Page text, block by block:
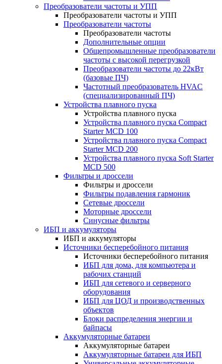
Преобразователи частоты и УПП
Преобразователи частоты и УПП
Преобразователи частоты
Преобразователи частоты
Дополнительные опции
Общепромышленные преобразователи
частоты с высокой перегрузкой
Преобразователи частоты до 22кВт
(базовые ПЧ)
Частотный преобразователь HVAC
(специализированный ПЧ)
Устройства плавного пуска
Устройства плавного пуска
Устройства плавного пуска Compact
Starter MCD 100
Устройства плавного пуска Compact
Starter MCD 200
Устройства плавного пуска Soft Starter
MCD 500
Фильтры и дроссели
Фильтры и дроссели
Фильтры подавления гармоник
Сетевые дроссели
Моторные дроссели
Синусные фильтры
ИБП и аккумуляторы
ИБП и аккумуляторы
Источники бесперебойного питания
Источники бесперебойного питания
ИБП для дома, для компьютера и
рабочих станций
ИБП для сетевого и серверного
оборудования
ИБП для ЦОД и производственных
объектов
Блоки распределения энергии и
байпасы
Аккумуляторные батареи
Аккумуляторные батареи
Аккумуляторные батареи для ИБП